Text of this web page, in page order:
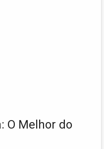
O Melhor do